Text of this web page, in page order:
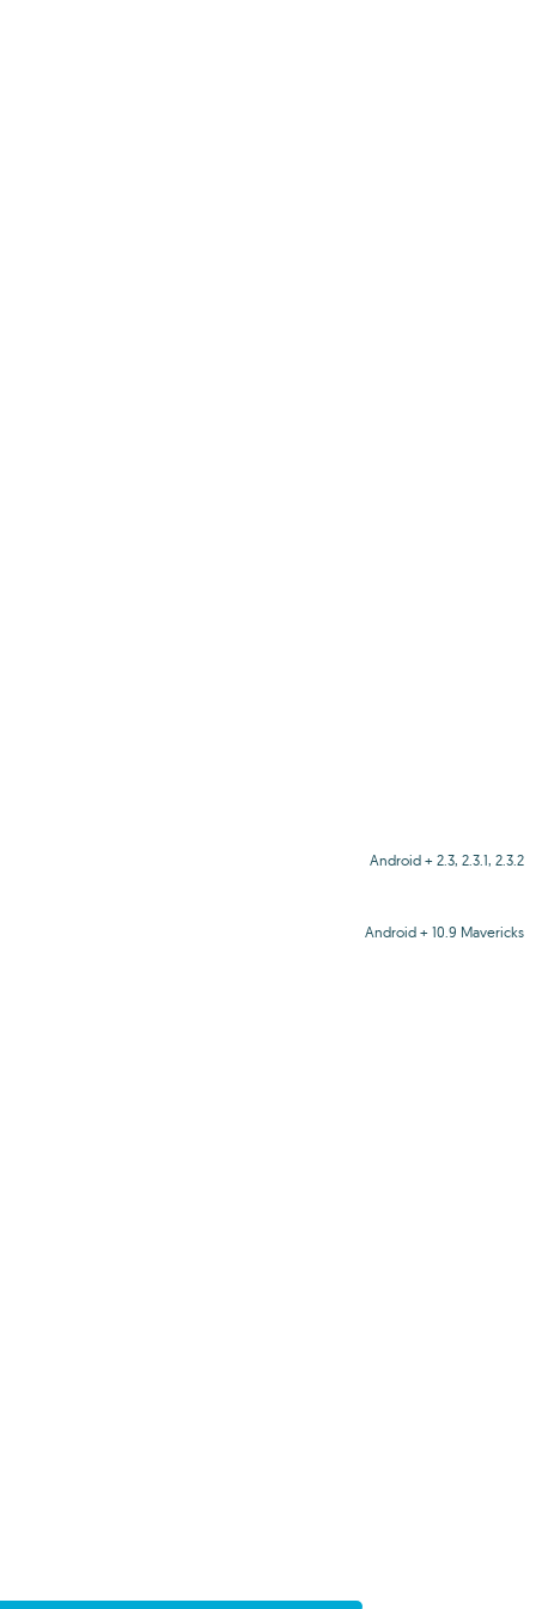
Android + 2.3, 2.3.1, 2.3.2
Android + 10.9 Mavericks